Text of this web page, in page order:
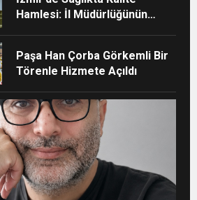
Hamlesi: İl Müdürlüğünün
Paşa Han Çorba Görkemli Bir
Törenle Hizmete Açıldı